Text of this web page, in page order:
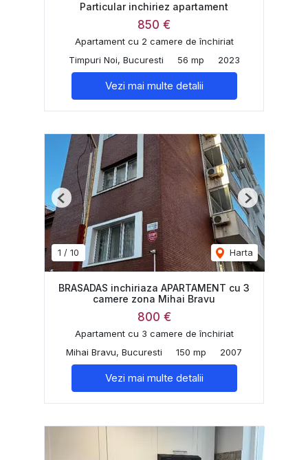
Particular inchiriez apartament
850 €
Apartament cu 2 camere de închiriat
Timpuri Noi, Bucuresti
56 mp 2023
Vezi mai multe detalii
1 / 10 Harta
Previous Next
BRASADAS inchiriaza APARTAMENT cu 3
camere zona Mihai Bravu
800 €
Apartament cu 3 camere de închiriat
Mihai Bravu, Bucuresti
150 mp 2007
Vezi mai multe detalii